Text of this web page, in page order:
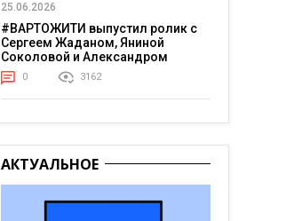
25.06.2026
#ВАРТОЖИТИ выпустил ролик с
Сергеем Жаданом, Яниной
Соколовой и Александром
Тереном о жизни в постоянном
напряжении
0 3162
АКТУАЛЬНОЕ